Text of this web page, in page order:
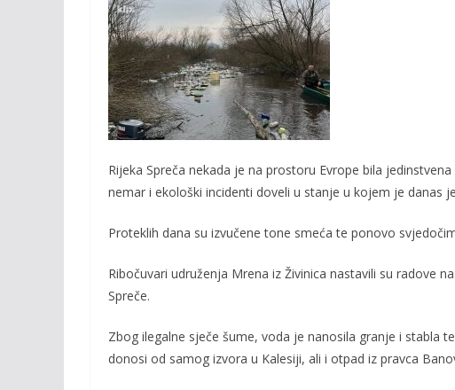
e
b
o
o
k
itt
er
ai
l
p
y
Li
n
k
Rijeka Spreča nekada je na prostoru Evrope bila
nemar i ekološki incidenti doveli u stanje u kojem je danas
Proteklih dana su izvučene tone smeća te ponovo
Ribočuvari udruženja Mrena iz Živinica nastavili su radove
Spreče.
Zbog ilegalne sječe šume, voda je nanosila granje i stabla
donosi od samog izvora u Kalesiji, ali i otpad iz pravca